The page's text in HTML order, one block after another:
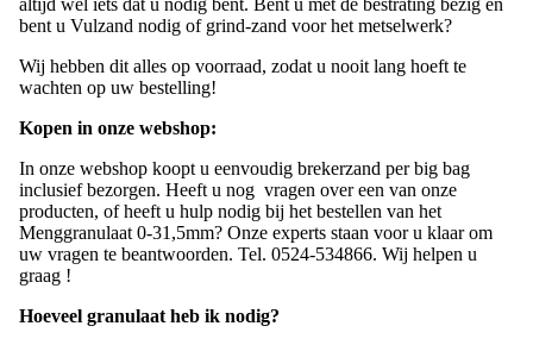
altijd wel iets dat u nodig bent. Bent u met de bestrating bezig en
bent u Vulzand nodig of grind-zand voor het metselwerk?
Wij hebben dit alles op voorraad, zodat u nooit lang hoeft te
wachten op uw bestelling!
Kopen in onze webshop:
In onze webshop koopt u eenvoudig brekerzand per big bag
inclusief bezorgen. Heeft u nog vragen over een van onze
producten, of heeft u hulp nodig bij het bestellen van het
Menggranulaat 0-31,5mm? Onze experts staan voor u klaar om
uw vragen te beantwoorden. Tel. 0524-534866. Wij helpen u
graag !
Hoeveel granulaat heb ik nodig?